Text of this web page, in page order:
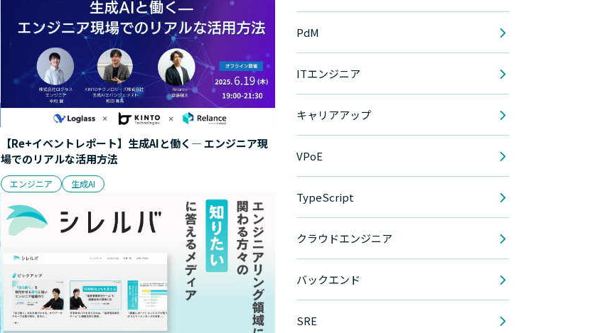
【Re+イベントレポート】生成AIと働く— エンジニア現
場でのリアルな活用方法
エンジニア 生成AI
PdM
ITエンジニア
キャリアアップ
VPoE
TypeScript
クラウドエンジニア
バックエンド
SRE